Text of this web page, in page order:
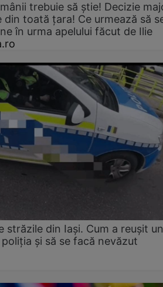
trebuie să știe! Decizie
toată țara! Ce urmează să
în urma apelului făcut de Ilie
străzile din Iași. Cum a reușit un
și să se facă nevăzut